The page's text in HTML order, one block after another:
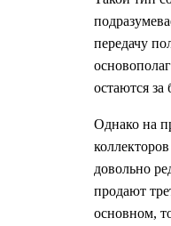
передачу
остаются за
Однако на
довольно
продают
основном,